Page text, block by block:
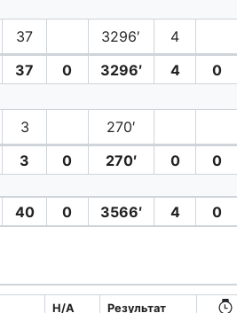
37 3296′ 4
37 0 3296′ 4 0
3 270′
3 0 270′ 0 0
40 0 3566′ 4 0
H/A Результат